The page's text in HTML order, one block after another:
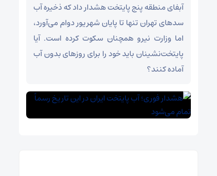
آبفای منطقه پنج پایتخت هشدار داد که ذخیره آب
سدهای تهران تنها تا پایان شهریور دوام می‌آورد،
اما وزارت نیرو همچنان سکوت کرده است. آیا
پایتخت‌نشینان باید خود را برای روزهای بدون آب
آماده کنند؟